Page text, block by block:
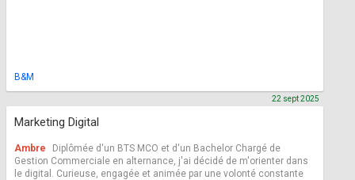
B&M
Marketing Digital
22 sept 2025
Ambre
Diplômée d'un BTS MCO et d'un Bachelor Chargé de
Gestion Commerciale en alternance, j'ai décidé de m'orienter dans
le digital. Curieuse, engagée et animée par une volonté constante